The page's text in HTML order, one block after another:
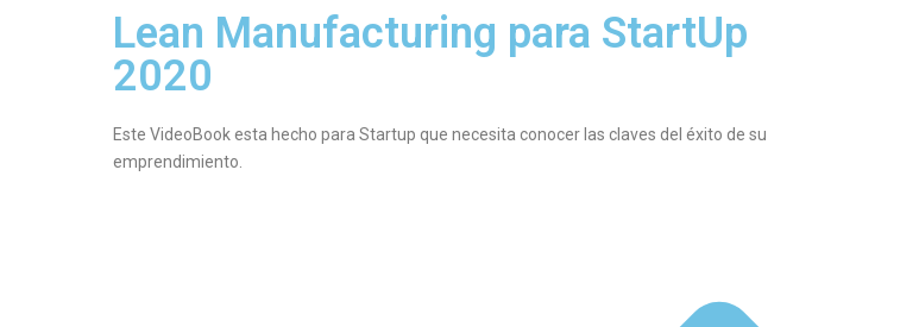
Lean Manufacturing para StartUp
2020
Este VideoBook esta hecho para Startup que necesita conocer las claves del éxito de su
emprendimiento.